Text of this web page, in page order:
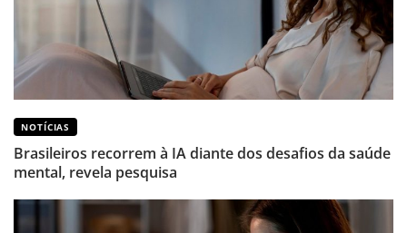
NOTÍCIAS
Brasileiros recorrem à IA diante dos desafios da saúde
mental, revela pesquisa